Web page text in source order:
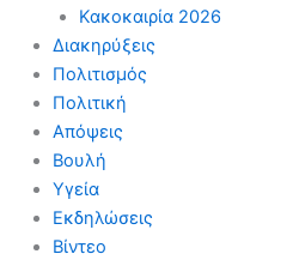
Κακοκαιρία 2026
Διακηρύξεις
Πολιτισμός
Πολιτική
Απόψεις
Βουλή
Υγεία
Εκδηλώσεις
Βίντεο